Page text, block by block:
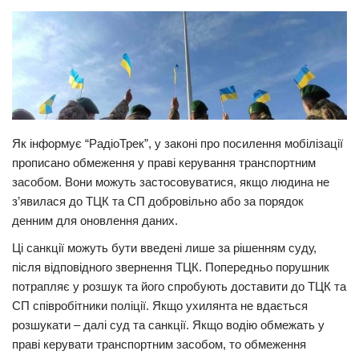
Політика
Наука
Історії
Рецепти
Здоров’я
Події
Трагедії
Курйози
Як інформує “РадіоТрек”, у законі про посилення мобілізації
прописано обмеження у праві керування транспортним
засобом. Вони можуть застосовуватися, якщо людина не
з’явилася до ТЦК та СП добровільно або за порядок
денним для оновлення даних.
Ці санкції можуть бути введені лише за рішенням суду,
після відповідного звернення ТЦК. Попередньо порушник
потрапляє у розшук та його спробують доставити до ТЦК та
СП співробітники поліції. Якщо ухилянта не вдається
розшукати – далі суд та санкції. Якщо водію обмежать у
праві керувати транспортним засобом, то обмеження